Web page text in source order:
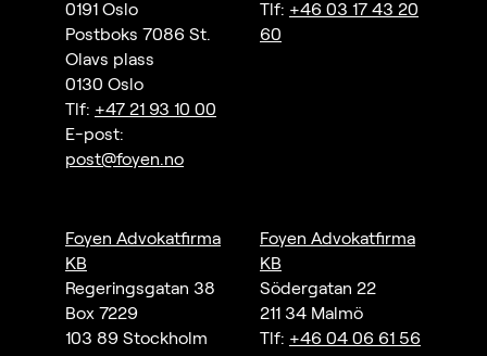
0191 Oslo
Postboks 7086 St.
Olavs plass
0130 Oslo
Tlf: +47 21 93 10 00
E-post:
post@foyen.no
Tlf: +46 03 17 43 20
60
Foyen Advokatfirma
KB
Regeringsgatan 38
Box 7229
103 89 Stockholm
Foyen Advokatfirma
KB
Södergatan 22
211 34 Malmö
Tlf: +46 04 06 61 56